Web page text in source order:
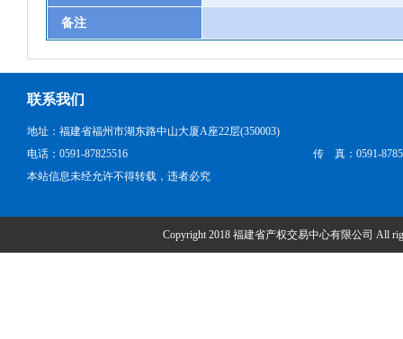
备注
联系我们
地址：福建省福州市湖东路中山大厦A座22层(350003)
电话：0591-87825516
传 真：0591-
本站信息未经允许不得转载，违者必究
Copyright 2018 福建省产权交易中心有限公司 All